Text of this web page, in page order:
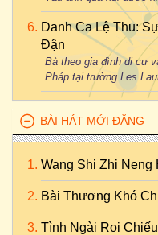
Danh Ca Lệ Thu:
Đận
Bà theo gia đình di cư
Pháp tại trường Les
BÀI HÁT MỚI ĐĂNG
Wang Shi Zhi Neng
Bài Thương Khó
Tình Ngài Rọi Chiếu